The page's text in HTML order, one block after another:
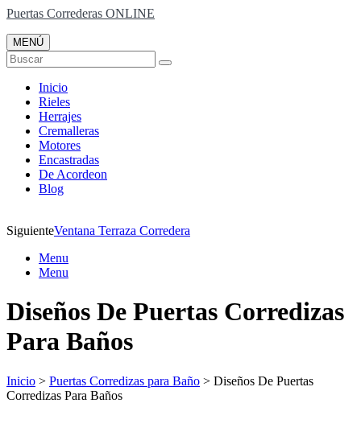
Puertas Correderas ONLINE
MENÚ
Buscar
Inicio
Rieles
Herrajes
Cremalleras
Motores
Encastradas
De Acordeon
Blog
SiguienteVentana Terraza Corredera
Menu
Menu
Diseños De Puertas Corredizas
Para Baños
Inicio > Puertas Corredizas para Baño > Diseños De Puertas
Corredizas Para Baños